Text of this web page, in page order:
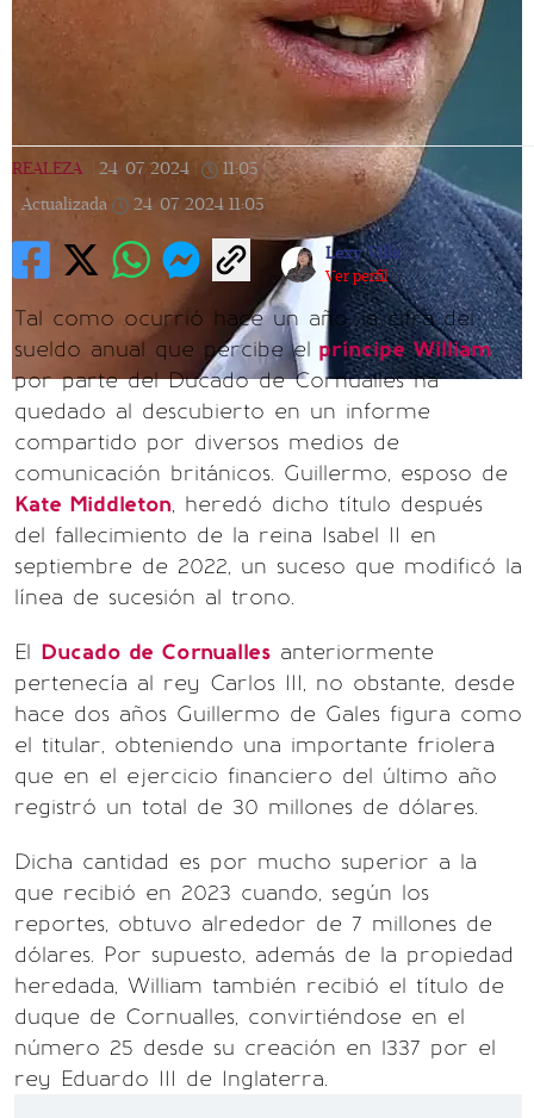
REALEZA 24/07/2024 11:05
Actualizada
24/07/2024 11:05
Lexy Villa
Ver perfil
Tal como ocurrió hace un año, la cifra del
sueldo anual que percibe el príncipe William
por parte del Ducado de Cornualles ha
quedado al descubierto en un informe
compartido por diversos medios de
comunicación británicos. Guillermo, esposo de
Kate Middleton, heredó dicho título después
del fallecimiento de la reina Isabel II en
septiembre de 2022, un suceso que modificó la
línea de sucesión al trono.
El Ducado de Cornualles anteriormente
pertenecía al rey Carlos III, no obstante, desde
hace dos años Guillermo de Gales figura como
el titular, obteniendo una importante friolera
que en el ejercicio financiero del último año
registró un total de 30 millones de dólares.
Dicha cantidad es por mucho superior a la
que recibió en 2023 cuando, según los
reportes, obtuvo alrededor de 7 millones de
dólares. Por supuesto, además de la propiedad
heredada, William también recibió el título de
duque de Cornualles, convirtiéndose en el
número 25 desde su creación en 1337 por el
rey Eduardo III de Inglaterra.